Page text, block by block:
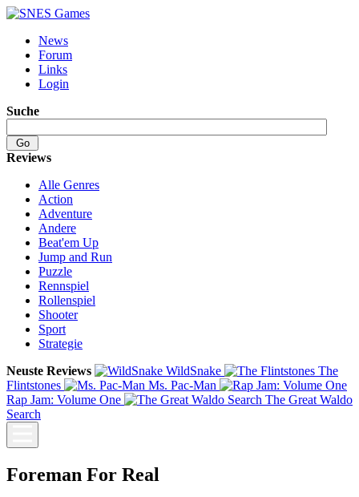
News
Forum
Links
Login
Suche
Reviews
Alle Genres
Action
Adventure
Andere
Beat'em Up
Jump and Run
Puzzle
Rennspiel
Rollenspiel
Shooter
Sport
Strategie
Neuste Reviews
WildSnake
The
Flintstones
Ms. Pac-Man
Rap Jam: Volume One
The Great Waldo
Search
Foreman For Real